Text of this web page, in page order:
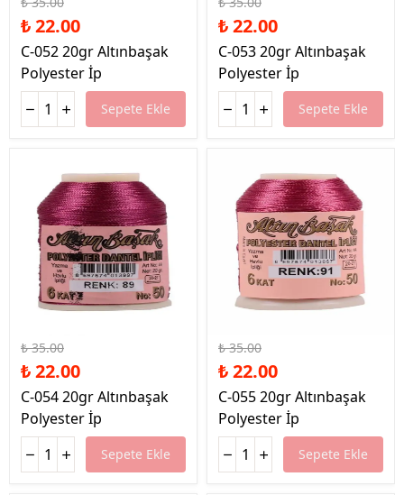
₺ 22.00
C-052 20gr Altınbaşak
Polyester İp
Sepete Ekle
₺ 22.00
C-053 20gr Altınbaşak
Polyester İp
Sepete Ekle
₺ 35.00
₺ 22.00
C-054 20gr Altınbaşak
Polyester İp
Sepete Ekle
₺ 35.00
₺ 22.00
C-055 20gr Altınbaşak
Polyester İp
Sepete Ekle